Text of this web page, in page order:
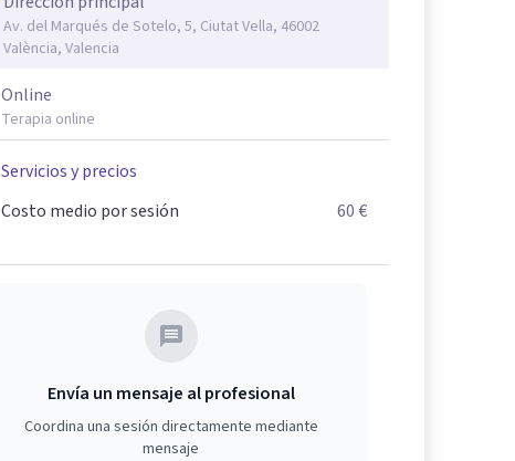
Av. del Marqués de Sotelo, 5, Ciutat Vella, 46002
València, Valencia
Online
Terapia online
Servicios y precios
Costo medio por sesión
60 €
Envía un mensaje al profesional
Coordina una sesión directamente mediante
mensaje